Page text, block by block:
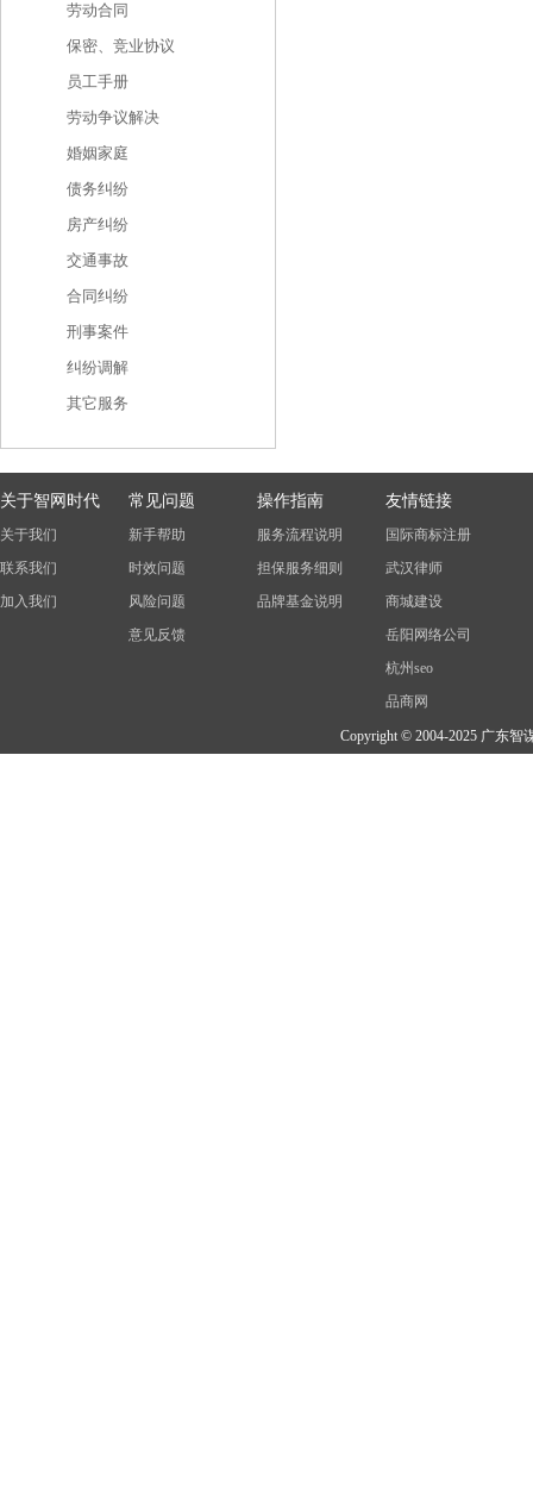
劳动合同
保密、竞业协议
员工手册
劳动争议解决
婚姻家庭
债务纠纷
房产纠纷
交通事故
合同纠纷
刑事案件
纠纷调解
其它服务
关于智网时代
关于我们
联系我们
加入我们
常见问题
新手帮助
时效问题
风险问题
意见反馈
操作指南
服务流程说明
担保服务细则
品牌基金说明
友情链接
国际商标注册
武汉律师
商城建设
岳阳网络公司
杭州seo
品商网
Copyright © 2004-2025 广东